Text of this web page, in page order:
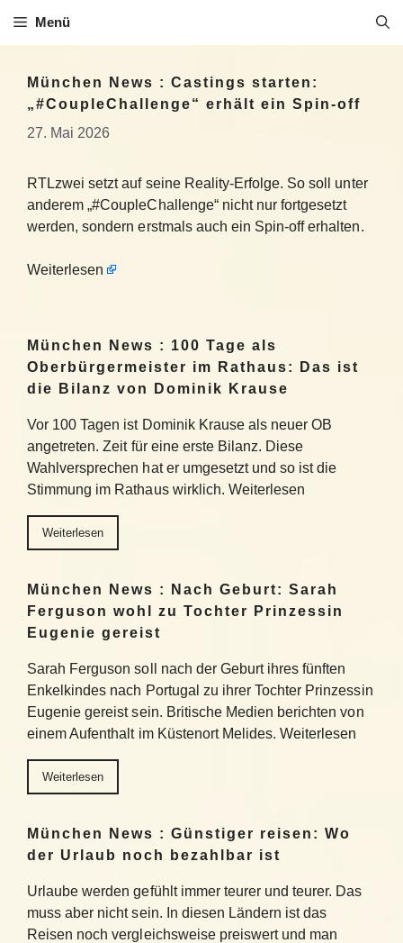
Inhalt
Menü
München News : Castings starten:
„#CoupleChallenge“ erhält ein Spin-off
27. Mai 2026
RTLzwei setzt auf seine Reality-Erfolge. So soll unter
anderem „#CoupleChallenge“ nicht nur fortgesetzt
werden, sondern erstmals auch ein Spin-off erhalten.
Weiterlesen
München News : 100 Tage als
Oberbürgermeister im Rathaus: Das ist
die Bilanz von Dominik Krause
Vor 100 Tagen ist Dominik Krause als neuer OB
angetreten. Zeit für eine erste Bilanz. Diese
Wahlversprechen hat er umgesetzt und so ist die
Stimmung im Rathaus wirklich. Weiterlesen
Weiterlesen
München News : Nach Geburt: Sarah
Ferguson wohl zu Tochter Prinzessin
Eugenie gereist
Sarah Ferguson soll nach der Geburt ihres fünften
Enkelkindes nach Portugal zu ihrer Tochter Prinzessin
Eugenie gereist sein. Britische Medien berichten von
einem Aufenthalt im Küstenort Melides. Weiterlesen
Weiterlesen
München News : Günstiger reisen: Wo
der Urlaub noch bezahlbar ist
Urlaube werden gefühlt immer teurer und teurer. Das
muss aber nicht sein. In diesen Ländern ist das
Reisen noch vergleichsweise preiswert und man